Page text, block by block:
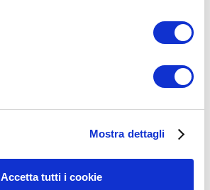
Mostra dettagli
Accetta tutti i cookie